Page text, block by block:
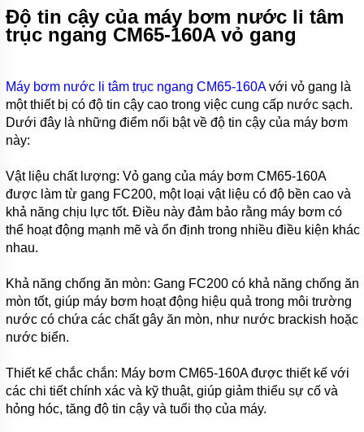
BƠM
NƯỚC
THẢI
MASTRA
BƠM
NƯỚC
THẢI
LEO
BƠM
NƯỚC
THẢI
FORAS
MÁY
BƠM
TSURUMI
MÁY
BƠM
HÚT
MÁY
BƠM
HÚT
Độ tin cậy của máy bơm nước li tâm
trục ngang CM65-160A vỏ gang
Máy bơm nước li tâm trục ngang CM65-160Avới vỏ gang là
một thiết bị có độ tin cậy cao trong việc cung cấp nước sạch.
Dưới đây là những điểm nổi bật về độ tin cậy của máy bơm
này:
Vật liệu chất lượng: Vỏ gang của máy bơm CM65-160A
được làm từ gang FC200, một loại vật liệu có độ bền cao và
khả năng chịu lực tốt. Điều này đảm bảo rằng máy bơm có
thể hoạt động mạnh mẽ và ổn định trong nhiều điều kiện khác
nhau.
Khả năng chống ăn mòn: Gang FC200 có khả năng chống ăn
mòn tốt, giúp máy bơm hoạt động hiệu quả trong môi trường
nước có chứa các chất gây ăn mòn, như nước brackish hoặc
nước biển.
Thiết kế chắc chắn: Máy bơm CM65-160A được thiết kế với
các chi tiết chính xác và kỹ thuật, giúp giảm thiểu sự cố và
hỏng hóc, tăng độ tin cậy và tuổi thọ của máy.